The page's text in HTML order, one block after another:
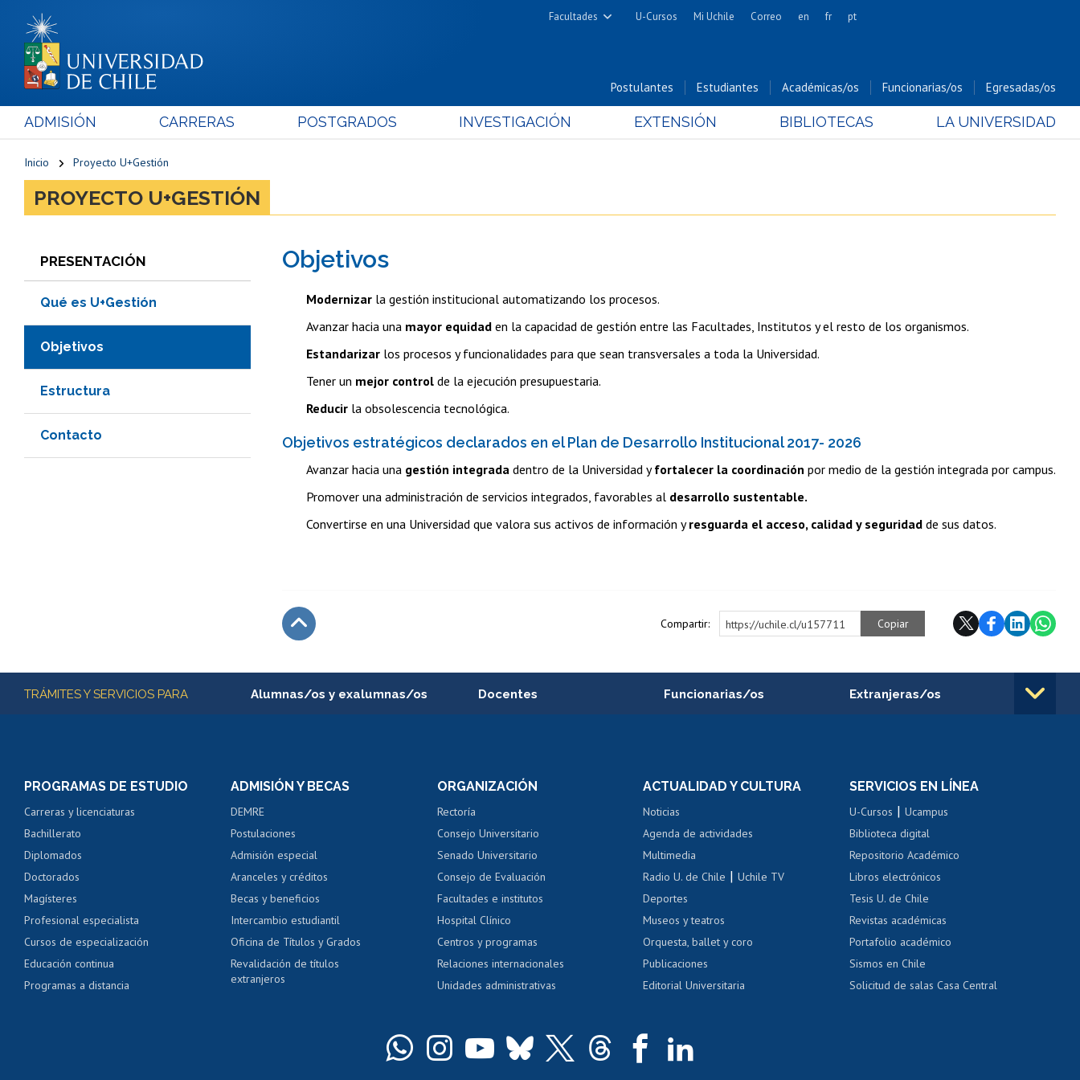
Facultades
Cs. Físicas y Matemáticas
Cs. Forestales y Conservación
Cs. Químicas y Farmacéuticas
Cs. Sociales
Alimentos
U-Cursos Mi Uchile Correo en fr pt
Postulantes Estudiantes Académicas/os Funcionarias/os Egresadas/os
ADMISIÓN CARRERAS POSTGRADOS INVESTIGACIÓN EXTENSIÓN BIBLIOTECAS LA UNIVERSIDAD
Inicio Proyecto U+Gestión
PROYECTO U+GESTIÓN
PRESENTACIÓN
Qué es U+Gestión
Objetivos
Estructura
Contacto
Objetivos
Modernizar la gestión institucional automatizando los procesos.
Avanzar hacia una mayor equidad en la capacidad de gestión entre las Facultades, Institutos y el resto de los organismos.
Estandarizar los procesos y funcionalidades para que sean transversales a toda la Universidad.
Tener un mejor control de la ejecución presupuestaria.
Reducir la obsolescencia tecnológica.
Objetivos estratégicos declarados en el Plan de Desarrollo Institucional 2017- 2026
Avanzar hacia una gestión integrada dentro de la Universidad yfortalecer la coordinación por medio de la gestión integrada por campus.
Promover una administración de servicios integrados, favorables al desarrollo sustentable.
Convertirse en una Universidad que valora sus activos de información yresguarda el acceso, calidad y seguridad de sus datos.
Compartir: https://uchile.cl/u157711 Copiar
Más información
TRÁMITES Y SERVICIOS PARA Alumnas/os y exalumnas/os
Servicio médico y dental
Pago de arancel y crédito alumnos
Pago de arancel y crédito exalumnos
Certificado de títulos y grados
Docentes
Perfeccionamiento
Evaluación docente
Calificación académica
Postulación al AUCAI
Funcionarias/os
Portal de movilidad interna
Certificado de renta
Certificado de renta
Extranjeras/os
Cursos de español
Mi Uchile Ayuda tecnológica Tarjeta TUI Acoso laboral, sexual y violencia Denuncias administrativas
PROGRAMAS DE ESTUDIO
Carreras y licenciaturas
Bachillerato
Diplomados
Doctorados
Magísteres
Profesional especialista
Cursos de especialización
Educación continua
Programas a distancia
ADMISIÓN Y BECAS
DEMRE
Postulaciones
Admisión especial
Aranceles y créditos
Becas y beneficios
Intercambio estudiantil
Oficina de Títulos y Grados
Revalidación de títulos
extranjeros
ORGANIZACIÓN
Rectoría
Consejo Universitario
Senado Universitario
Consejo de Evaluación
Facultades e institutos
Hospital Clínico
Centros y programas
Relaciones internacionales
Unidades administrativas
ACTUALIDAD Y CULTURA
Noticias
Agenda de actividades
Multimedia
Radio U. de Chile |Uchile TV
Deportes
Museos y teatros
Orquesta, ballet y coro
Publicaciones
Editorial Universitaria
SERVICIOS EN LÍNEA
U-Cursos |Ucampus
Biblioteca digital
Repositorio Académico
Libros electrónicos
Tesis U. de Chile
Revistas académicas
Portafolio académico
Sismos en Chile
Solicitud de salas Casa Central